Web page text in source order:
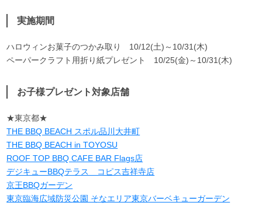
実施期間
ハロウィンお菓子のつかみ取り 10/12(土)～10/31(木)
ペーパークラフト用折り紙プレゼント 10/25(金)～10/31(木)
お子様プレゼント対象店舗
★東京都★
THE BBQ BEACH スポル品川大井町
THE BBQ BEACH in TOYOSU
ROOF TOP BBQ CAFE BAR Flags店
デジキューBBQテラス コピス吉祥寺店
京王BBQガーデン
東京臨海広域防災公園 そなエリア東京バーベキューガーデン